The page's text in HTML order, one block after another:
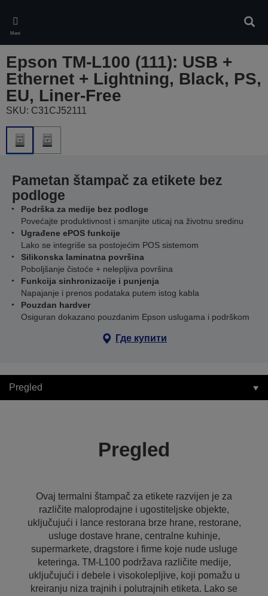
main
content
Meni
Epson TM-L100 (111): USB +
Ethernet + Lightning, Black, PS,
EU, Liner-Free
SKU: C31CJ52111
Pametan štampač za etikete bez
podloge
Podrška za medije bez podloge
Povećajte produktivnost i smanjite uticaj na životnu sredinu
Ugrađene ePOS funkcije
Lako se integriše sa postojećim POS sistemom
Silikonska laminatna površina
Poboljšanje čistoće + nelepljiva površina
Funkcija sinhronizacije i punjenja
Napajanje i prenos podataka putem istog kabla
Pouzdan hardver
Osiguran dokazano pouzdanim Epson uslugama i podrškom
Где купити
Pregled
Pregled
Ovaj termalni štampač za etikete razvijen je za
različite maloprodajne i ugostiteljske objekte,
uključujući i lance restorana brze hrane, restorane,
usluge dostave hrane, centralne kuhinje,
supermarkete, dragstore i firme koje nude usluge
keteringa. TM-L100 podržava različite medije,
uključujući i debele i visokolepljive, koji pomažu u
kreiranju niza trajnih i polutrajnih etiketa. Lako se